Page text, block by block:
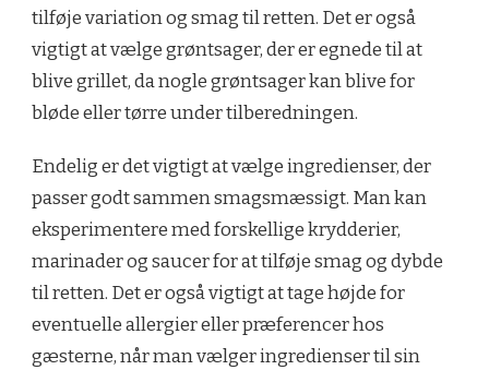
tilføje variation og smag til retten. Det er også
vigtigt at vælge grøntsager, der er egnede til at
blive grillet, da nogle grøntsager kan blive for
bløde eller tørre under tilberedningen.
Endelig er det vigtigt at vælge ingredienser, der
passer godt sammen smagsmæssigt. Man kan
eksperimentere med forskellige krydderier,
marinader og saucer for at tilføje smag og dybde
til retten. Det er også vigtigt at tage højde for
eventuelle allergier eller præferencer hos
gæsterne, når man vælger ingredienser til sin